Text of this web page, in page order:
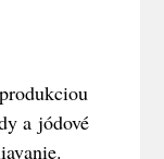
a jódové